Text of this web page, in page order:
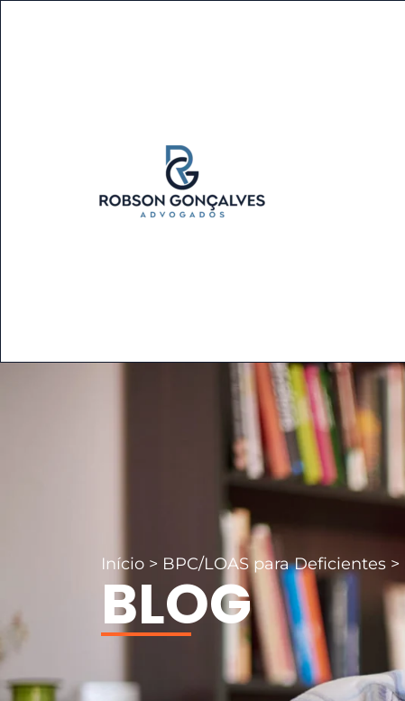
Início > BPC/LOAS para Deficientes >
BLOG